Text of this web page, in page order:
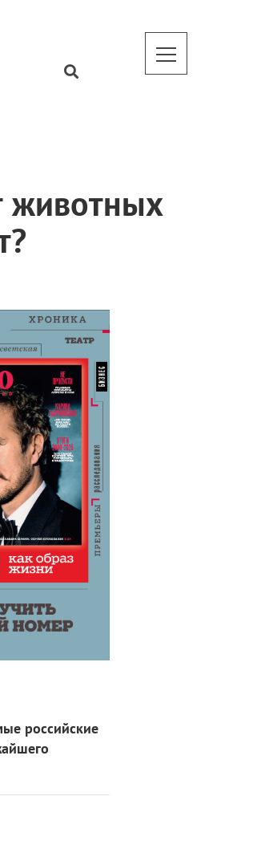
животных
российские